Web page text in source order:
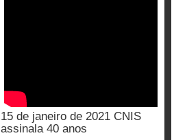
15 de janeiro de 2021 CNIS
assinala 40 anos